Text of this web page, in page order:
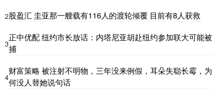
2股盈汇 圭亚那一艘载有116人的渡轮倾覆 目前有8人获救
3
正中优配 纽约市长放话：内塔尼亚胡赴纽约参加联大可能被
捕
4
财富策略 被注射不明物，三年没来例假，耳朵失聪长霉，为
何没人替她说句话